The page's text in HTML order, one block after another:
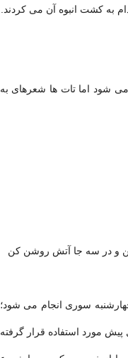
به کشت انبوه آن می کردند.
شود اما تات ها شعرهای به
و در سه جا آتش روشن کن
سوری انجام می شود؛
مورد استفاده قرار گرفته